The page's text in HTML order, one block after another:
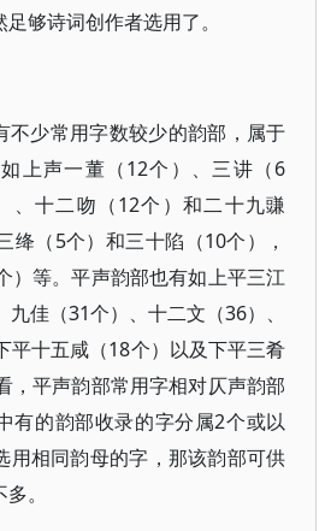
够诗词创作者选用了。
不少常用字数较少的韵部，属于
上声一董（12个）、三讲（6
、十二吻（12个）和二十九豏
绛（5个）和三十陷（10个），
）等。平声韵部也有如上平三江
九佳（31个）、十二文（36）、
平十五咸（18个）以及下平三肴
，平声韵部常用字相对仄声韵部
有的韵部收录的字分属2个或以
用相同韵母的字，那该韵部可供
。